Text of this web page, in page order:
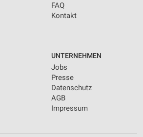
FAQ
Kontakt
UNTERNEHMEN
Jobs
Presse
Datenschutz
AGB
Impressum